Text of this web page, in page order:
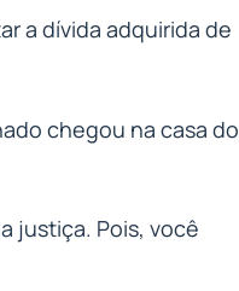
a dívida adquirida de
chegou na casa do
justiça. Pois, você